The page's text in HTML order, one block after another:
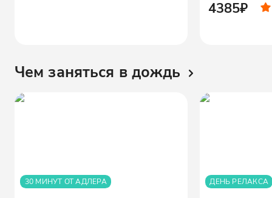
4385₽
Чем заняться в дождь
30 МИНУТ ОТ АДЛЕРА ДЕНЬ РЕЛАКСА